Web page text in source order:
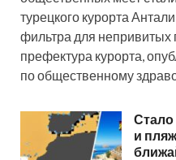
турецкого курорта
фильтра для непривитых
префектура курорта,
по общественному
Стало
и